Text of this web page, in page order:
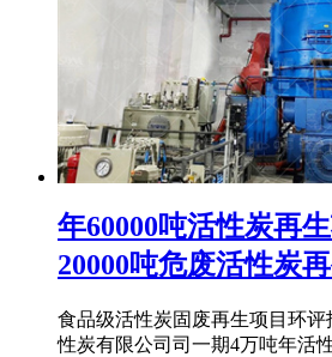
年60000吨活性炭再
20000吨危废活性炭
食品级活性炭固废再生项目环
性炭有限公司司一期4万吨年活